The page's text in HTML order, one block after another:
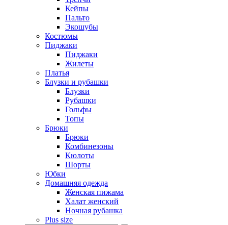
Кейпы
Пальто
Экошубы
Костюмы
Пиджаки
Пиджаки
Жилеты
Платья
Блузки и рубашки
Блузки
Рубашки
Гольфы
Топы
Брюки
Брюки
Комбинезоны
Кюлоты
Шорты
Юбки
Домашняя одежда
Женская пижама
Халат женский
Ночная рубашка
Plus size